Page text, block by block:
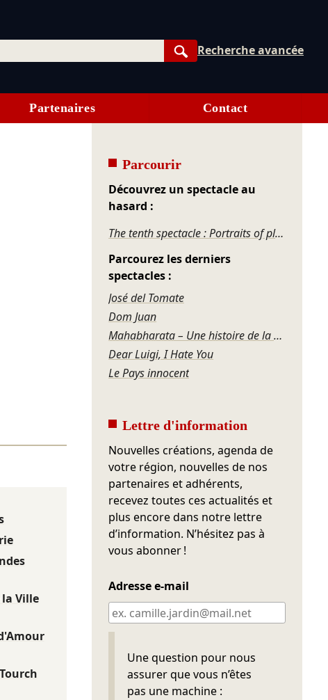
Rechercher
Recherche avancée
Partenaires Contact
Ville
Parcourir
Découvrez un spectacle au
hasard :
The tenth spectacle : Portraits of places
Parcourez les derniers
spectacles :
José del Tomate
Dom Juan
Mahabharata – Une histoire de la violence
Dear Luigi, I Hate You
Le Pays innocent
Lettre d'information
Nouvelles créations, agenda de
votre région, nouvelles de nos
partenaires et adhérents,
recevez toutes ces actualités et
plus encore dans notre lettre
d’information. N’hésitez pas à
vous abonner !
Adresse e-mail
Une question pour nous
assurer que vous n’êtes
pas une machine :
Ne pas remplir